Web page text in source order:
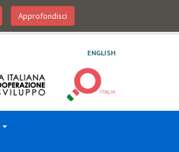
Approfondisci
ENGLISH